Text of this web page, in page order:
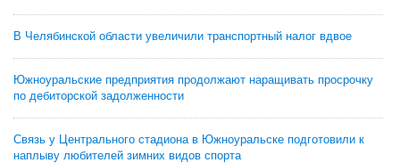
В Челябинской области увеличили транспортный налог вдвое
Южноуральские предприятия продолжают наращивать просрочку
по дебиторской задолженности
Связь у Центрального стадиона в Южноуральске подготовили к
наплыву любителей зимних видов спорта